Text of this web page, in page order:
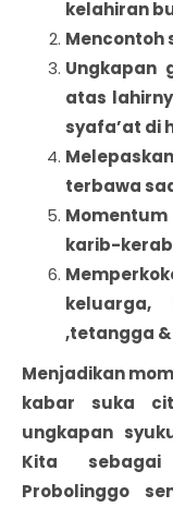
kelahiran
Mencontoh
Ungkapan
atas
syafa’at di
terbawa
karib-
keluarga,
,tetangga
Menjadikan
kabar suka
ungkapan
Kita
Probolinggo